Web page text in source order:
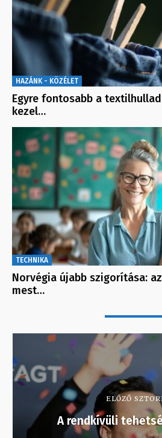
HAZÁNK - KÖZÉLET
Egyre fontosabb a
kezel…
TECHNIKA
Norvégia újabb szigorítása:
mest…
ELŐZŐ
A rendkívüli